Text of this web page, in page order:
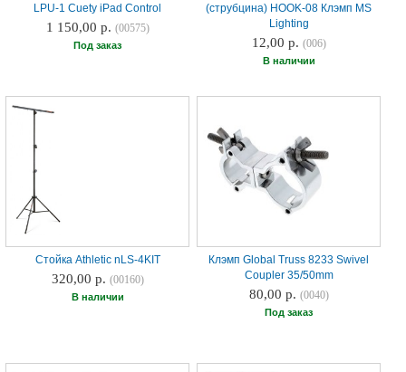
LPU-1 Cuety iPad Control
1 150,00 р. (00575)
Под заказ
(струбцина) HOOK-08 Клэмп MS
Lighting
12,00 р. (006)
В наличии
Стойка Athletic nLS-4KIT
320,00 р. (00160)
В наличии
Клэмп Global Truss 8233 Swivel
Coupler 35/50mm
80,00 р. (0040)
Под заказ